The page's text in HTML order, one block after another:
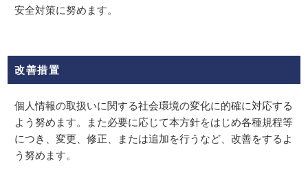
安全対策に努めます。
改善措置
個人情報の取扱いに関する社会環境の変化に的確に対応する
よう努めます。また必要に応じて本方針をはじめ各種規程等
につき、変更、修正、または追加を行うなど、改善をするよ
う努めます。